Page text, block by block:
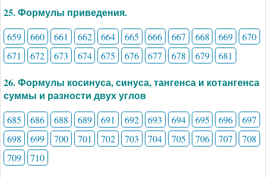
25. Формулы приведения.
659 660 661 662 664 665 666 667 668 669
670
671
672 673 674 675 676 677 678 679 681
26. Формулы косинуса, синуса, тангенса и котангенса
суммы и разности двух углов
685 686 688 689 691 692 693 694 695 696
697
698
699 700 701 702 703 704 705 706 707
708
709
710